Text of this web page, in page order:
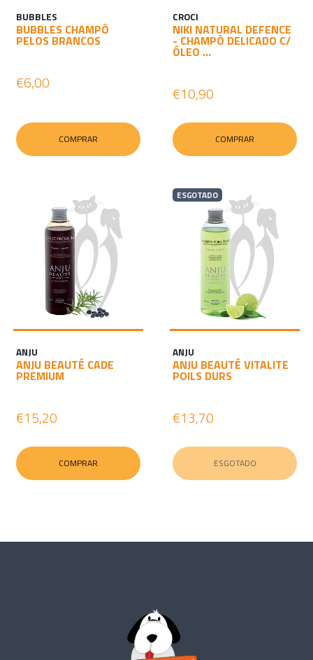
BUBBLES
BUBBLES CHAMPÔ
PELOS BRANCOS
€6,00
COMPRAR
CROCI
NIKI NATURAL DEFENCE
- CHAMPÔ DELICADO C/
ÓLEO ...
€10,90
COMPRAR
ANJU
ANJU BEAUTÉ CADE
PREMIUM
€15,20
COMPRAR
ESGOTADO
ANJU
ANJU BEAUTÉ VITALITE
POILS DURS
€13,70
ESGOTADO